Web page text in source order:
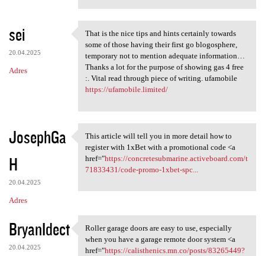
sei
20.04.2025
Adres
That is the nice tips and
That is the nice tips and hints certainly towards
some of those having their first go blogosphere,
temporary not to mention adequate information…
Thanks a lot for the purpose of showing gas 4 free
:. Vital read through piece of writing. ufamobile
https://ufamobile.limited/
JosephGa
H
20.04.2025
Adres
This article will tell you in
This article will tell you in more detail how to
register with 1xBet with a promotional code <a
href="https://concretesubmarine.activeboard.com/t
71833431/code-promo-1xbet-spc...
BryanIdect
20.04.2025
Roller garage doors are easy
Roller garage doors are easy to use, especially
when you have a garage remote door system <a
href="https://calisthenics.mn.co/posts/83265449?